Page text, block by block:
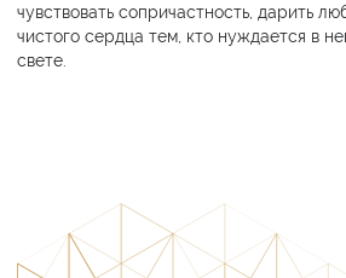
чувствовать сопричастность, дарить
чистого сердца тем, кто нуждается в
свете.